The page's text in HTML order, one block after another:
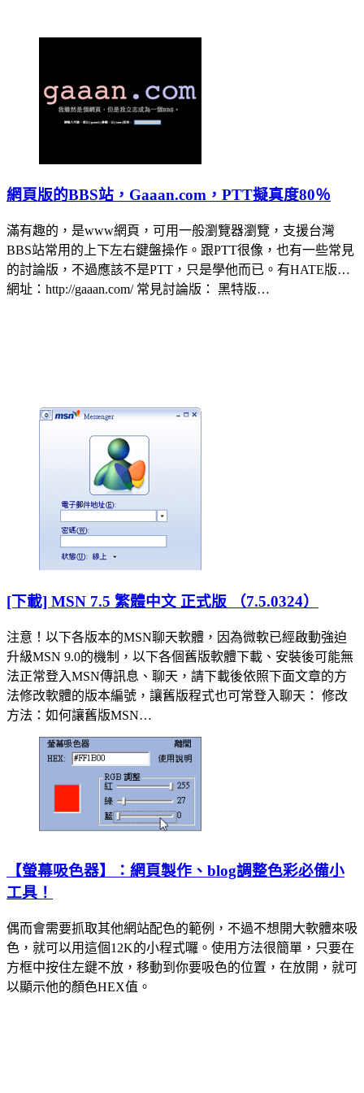
網頁版的BBS站，Gaaan.com，PTT擬真度80％
滿有趣的，是www網頁，可用一般瀏覽器瀏覽，支援台灣
BBS站常用的上下左右鍵盤操作。跟PTT很像，也有一些常見
的討論版，不過應該不是PTT，只是學他而已。有HATE版…
網址：http://gaaan.com/ 常見討論版： 黑特版…
[下載] MSN 7.5 繁體中文 正式版 （7.5.0324）
注意！以下各版本的MSN聊天軟體，因為微軟已經啟動強迫
升級MSN 9.0的機制，以下各個舊版軟體下載、安裝後可能無
法正常登入MSN傳訊息、聊天，請下載後依照下面文章的方
法修改軟體的版本編號，讓舊版程式也可常登入聊天： 修改
方法：如何讓舊版MSN…
【螢幕吸色器】：網頁製作、blog調整色彩必備小
工具！
偶而會需要抓取其他網站配色的範例，不過不想開大軟體來吸
色，就可以用這個12K的小程式囉。使用方法很簡單，只要在
方框中按住左鍵不放，移動到你要吸色的位置，在放開，就可
以顯示他的顏色HEX值。